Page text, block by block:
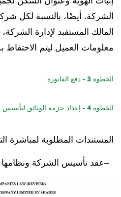
الشركة. أيضًا، بالنسبة لكل
المالك المستفيد لإدارة
معلومات العميل ليتم الاحتفاظ
الخطوة 3 - دفع الفاتورة
الخطوة 4 - إعداد حزمة الوثائق لتأسيس الشركة في جزر كايمان
المستندات المطلوبة لمباشرة
عقد تأسيس الشركة ونظامها